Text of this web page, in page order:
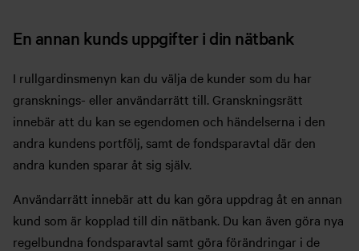
En annan kunds uppgifter i din nätbank
I rullgardinsmenyn kan du välja de kunder som du har
gransknings- eller användarrätt till. Granskningsrätt
innebär att du kan se egendomen och händelserna i den
andra kundens portfölj, samt de fondsparavtal där den
andra kunden sparar åt sig själv.
Användarrätt innebär att du kan göra uppdrag åt en annan
kund som är kopplad till din nätbank. Du kan även göra nya
regelbundna fondsparavtal samt göra förändringar i de